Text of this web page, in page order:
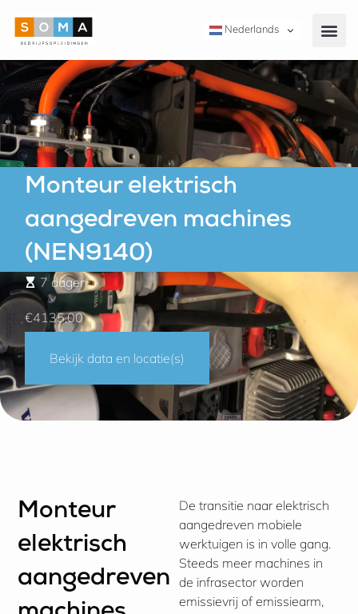
Nederlands
Monteur elektrisch
aangedreven machines
(NEN9140)
7 dagen
€4135,00
Bekijk data en locatie(s)
Monteur
elektrisch
aangedreven
De transitie naar elektrisch
aangedreven mobiele
werktuigen is in volle gang.
Steeds meer machines in
de infrasector worden
emissievrij of emissiearm,